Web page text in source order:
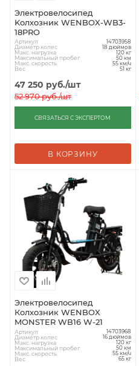
Электровелосипед
Kолхозник WENBOX-WB3-
18PRO
Артикул 14703958
Диаметр колес 18 дюймов
Макс. нагрузка 120 кг
Максимальный пробег 50 км
Макс. скорость 55 км/ч
Вес 51 кг
47 250 руб./шт
52 970руб./шт
СВЯЗАТЬСЯ С ЭКСПЕРТОМ
В КОРЗИНУ
Электровелосипед
Колхозник WENBOX
MONSTER WB16 W-21
Артикул 14703968
Диаметр колес 16 дюймов
Макс. нагрузка 120 кг
Максимальный пробег 50 км
Макс. скорость 55 км/ч
Вес 65 кг